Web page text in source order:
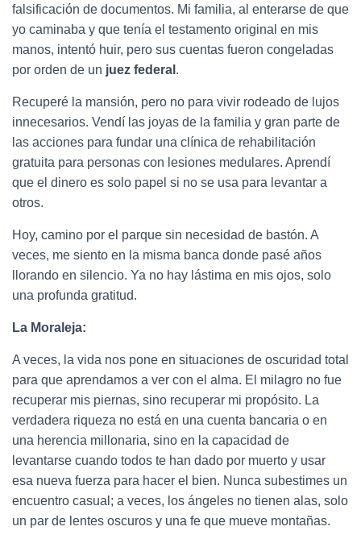
falsificación de documentos. Mi familia, al enterarse de que
yo caminaba y que tenía el testamento original en mis
manos, intentó huir, pero sus cuentas fueron congeladas
por orden de un juez federal .
Recuperé la mansión, pero no para vivir rodeado de lujos
innecesarios. Vendí las joyas de la familia y gran parte de
las acciones para fundar una clínica de rehabilitación
gratuita para personas con lesiones medulares. Aprendí
que el dinero es solo papel si no se usa para levantar a
otros.
Hoy, camino por el parque sin necesidad de bastón. A
veces, me siento en la misma banca donde pasé años
llorando en silencio. Ya no hay lástima en mis ojos, solo
una profunda gratitud.
La Moraleja:
A veces, la vida nos pone en situaciones de oscuridad total
para que aprendamos a ver con el alma. El milagro no fue
recuperar mis piernas, sino recuperar mi propósito. La
verdadera riqueza no está en una cuenta bancaria o en
una herencia millonaria, sino en la capacidad de
levantarse cuando todos te han dado por muerto y usar
esa nueva fuerza para hacer el bien. Nunca subestimes un
encuentro casual; a veces, los ángeles no tienen alas, solo
un par de lentes oscuros y una fe que mueve montañas.